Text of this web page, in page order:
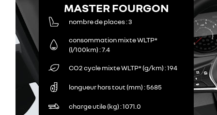
MASTER FOURGON
nombre de places 3
consommation mixte WLTP*
(l/100km) 7.4
CO2 cycle mixte WLTP* (g/km) 194
longueur hors tout (mm) 5685
charge utile (kg) 1071.0